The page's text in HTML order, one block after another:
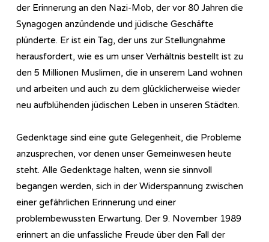
der Erinnerung an den Nazi-Mob, der vor 80 Jahren die
Synagogen anzündende und jüdische Geschäfte
plünderte. Er ist ein Tag, der uns zur Stellungnahme
herausfordert, wie es um unser Verhältnis bestellt ist zu
den 5 Millionen Muslimen, die in unserem Land wohnen
und arbeiten und auch zu dem glücklicherweise wieder
neu aufblühenden jüdischen Leben in unseren Städten.
Gedenktage sind eine gute Gelegenheit, die Probleme
anzusprechen, vor denen unser Gemeinwesen heute
steht. Alle Gedenktage halten, wenn sie sinnvoll
begangen werden, sich in der Widerspannung zwischen
einer gefährlichen Erinnerung und einer
problembewussten Erwartung. Der 9. November 1989
erinnert an die unfassliche Freude über den Fall der